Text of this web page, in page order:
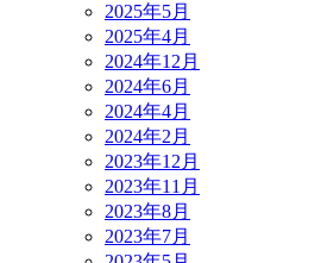
2025年5月
2025年4月
2024年12月
2024年6月
2024年4月
2024年2月
2023年12月
2023年11月
2023年8月
2023年7月